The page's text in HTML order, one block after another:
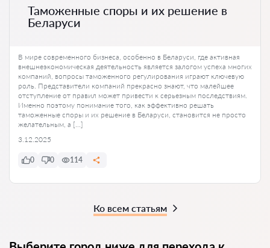
Таможенные споры и их решение в
Беларуси
В мире современного бизнеса, особенно в Беларуси, где активная
внешнеэкономическая деятельность является залогом успеха многих
компаний, вопросы таможенного регулирования играют ключевую
роль. Представители компаний прекрасно знают, что малейшее
отступление от правил может привести к серьезным последствиям.
Именно поэтому понимание того, как эффективно решать
таможенные споры и их решение в Беларуси, становится не просто
желательным, а […]
3.12.2025
0 0 114
Ко всем статьям